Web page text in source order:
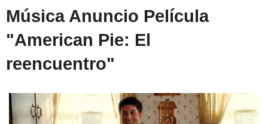
Música Anuncio Película
"American Pie: El
reencuentro"